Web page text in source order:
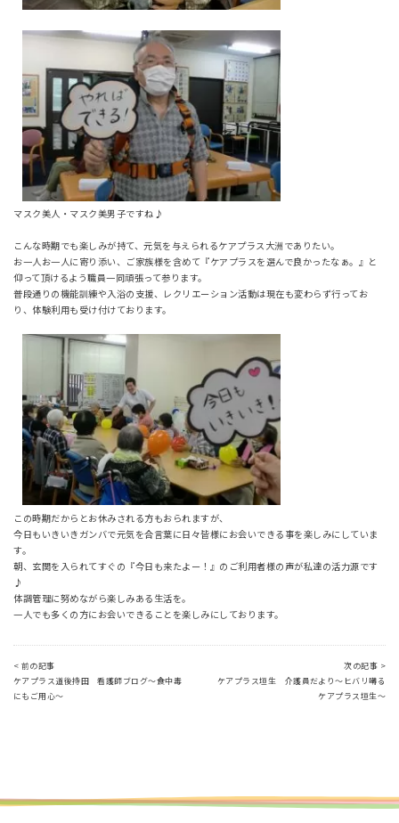
マスク美人・マスク美男子ですね♪
こんな時期でも楽しみが持て、元気を与えられるケアプラス大洲でありたい。
お一人お一人に寄り添い、ご家族様を含めて『ケアプラスを選んで良かったなぁ。』と
仰って頂けるよう職員一同頑張って参ります。
普段通りの機能訓練や入浴の支援、レクリエーション活動は現在も変わらず行ってお
り、体験利用も受け付けております。
この時期だからとお休みされる方もおられますが、
今日もいきいきガンバで元気を合言葉に日々皆様にお会いできる事を楽しみにしていま
す。
朝、玄関を入られてすぐの『今日も来たよー！』のご利用者様の声が私達の活力源です
♪
体調管理に努めながら楽しみある生活を。
一人でも多くの方にお会いできることを楽しみにしております。
< 前の記事
ケアプラス道後持田 看護師ブログ～食中毒
にもご用心～
次の記事 >
ケアプラス垣生 介護員だより～ヒバリ囀る
ケアプラス垣生～